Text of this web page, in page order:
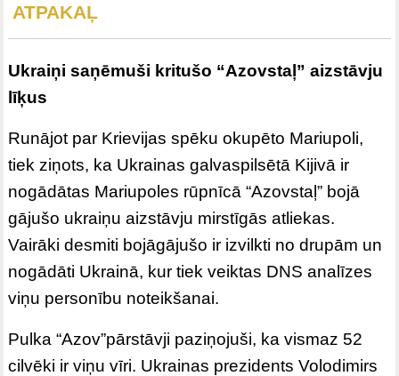
ATPAKAĻ
Ukraiņi saņēmuši kritušo “Azovstaļ” aizstāvju
līķus
Runājot par Krievijas spēku okupēto Mariupoli,
tiek ziņots, ka Ukrainas galvaspilsētā Kijivā ir
nogādātas Mariupoles rūpnīcā “Azovstaļ” bojā
gājušo ukraiņu aizstāvju mirstīgās atliekas.
Vairāki desmiti bojāgājušo ir izvilkti no drupām un
nogādāti Ukrainā, kur tiek veiktas DNS analīzes
viņu personību noteikšanai.
Pulka “Azov”pārstāvji paziņojuši, ka vismaz 52
cilvēki ir viņu vīri. Ukrainas prezidents Volodimirs